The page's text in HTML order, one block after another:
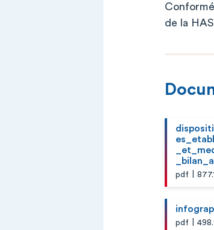
de la
pdf
pdf